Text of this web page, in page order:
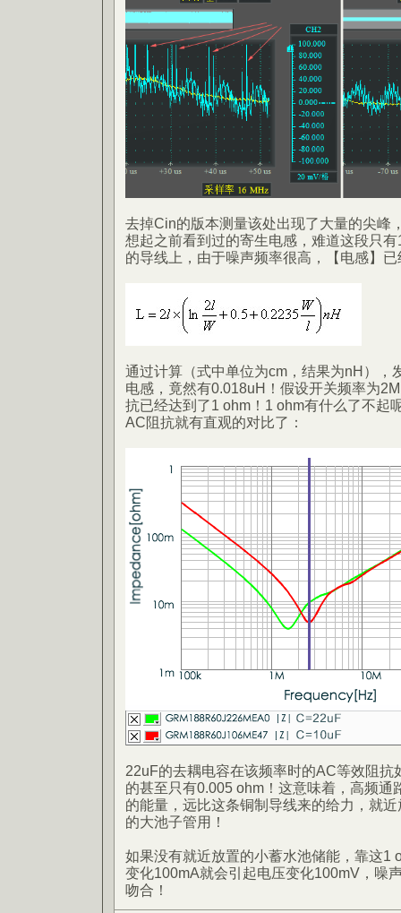
去掉Cin的版本测量该处出现了大量的尖峰
想起之前看到过的寄生电感，难道这段只
的导线上，由于噪声频率很高，【电感】
通过计算（式中单位为cm，结果为nH），
电感，竟然有0.018uH！假设开关频率为
抗已经达到了1 ohm！1 ohm有什么了不起
AC阻抗就有直观的对比了：
22uF的去耦电容在该频率时的AC等效阻抗
的甚至只有0.005 ohm！这意味着，高频通
的能量，远比这条铜制导线来的给力，就
的大池子管用！
如果没有就近放置的小蓄水池储能，靠这1
变化100mA就会引起电压变化100mV，噪
吻合！